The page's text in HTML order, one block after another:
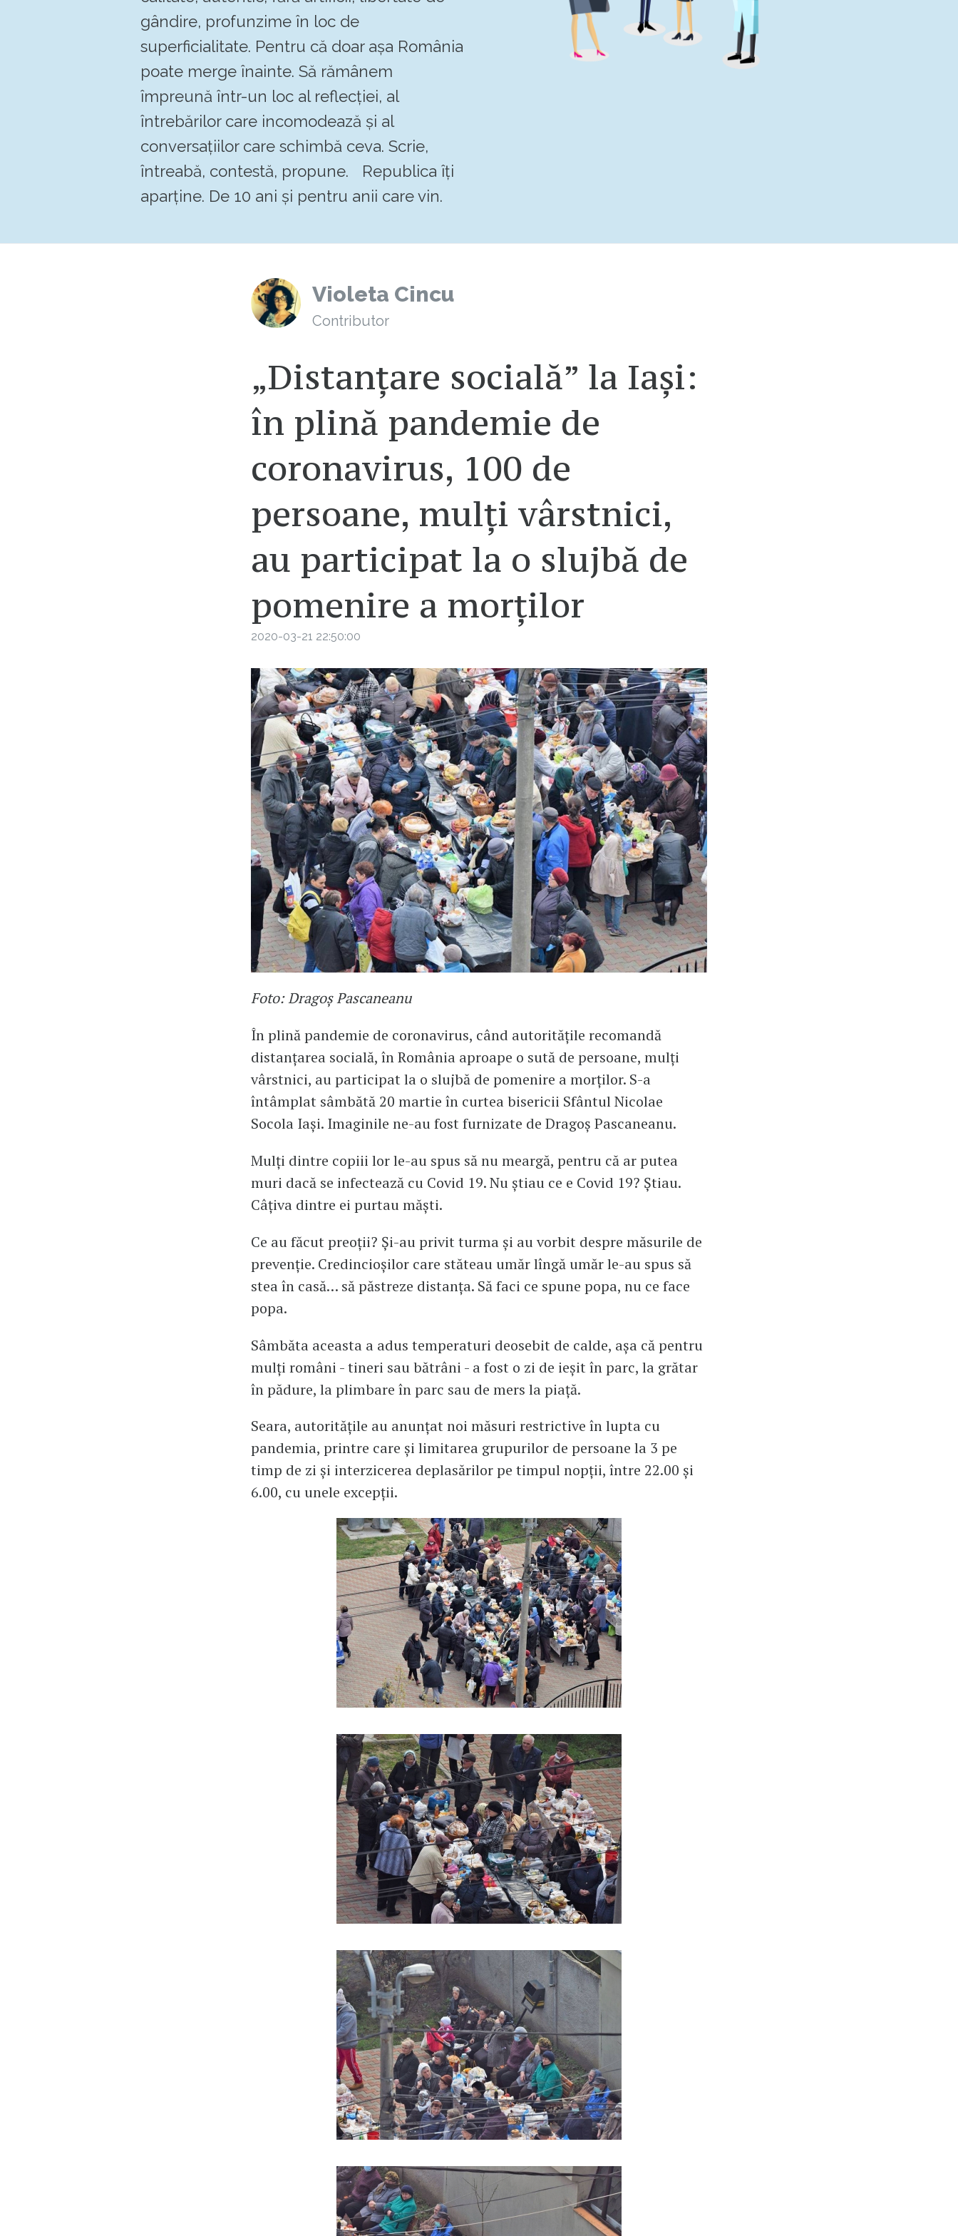
gândire, profunzime în loc de
superficialitate. Pentru că doar așa România
poate merge înainte. Să rămânem
împreună într-un loc al reflecției, al
întrebărilor care incomodează și al
conversațiilor care schimbă ceva. Scrie,
întreabă, contestă, propune. Republica îți
aparține. De 10 ani și pentru anii care vin.
Violeta Cincu
Contributor
„Distanțare socială” la Iași:
în plină pandemie de
coronavirus, 100 de
persoane, mulți vârstnici,
au participat la o slujbă de
pomenire a morților
2020-03-21 22:50:00
Foto: Dragoș Pascaneanu
În plină pandemie de coronavirus, când autoritățile recomandă
distanțarea socială, în România aproape o sută de persoane, mulți
vârstnici, au participat la o slujbă de pomenire a morților. S-a
întâmplat sâmbătă 20 martie în curtea bisericii Sfântul Nicolae
Socola Iași. Imaginile ne-au fost furnizate de Dragoș Pascaneanu.
Mulți dintre copiii lor le-au spus să nu meargă, pentru că ar putea
muri dacă se infectează cu Covid 19. Nu știau ce e Covid 19? Știau.
Câțiva dintre ei purtau măști.
Ce au făcut preoții? Și-au privit turma și au vorbit despre măsurile de
prevenție. Credincioșilor care stăteau umăr lîngă umăr le-au spus să
stea în casă… să păstreze distanța. Să faci ce spune popa, nu ce face
popa.
Sâmbăta aceasta a adus temperaturi deosebit de calde, așa că pentru
mulți români - tineri sau bătrâni - a fost o zi de ieșit în parc, la grătar
în pădure, la plimbare în parc sau de mers la piață.
Seara, autoritățile au anunțat noi măsuri restrictive în lupta cu
pandemia, printre care și limitarea grupurilor de persoane la 3 pe
timp de zi și interzicerea deplasărilor pe timpul nopții, între 22.00 și
6.00, cu unele excepții.